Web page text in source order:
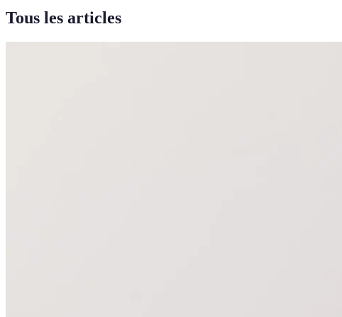
Tous les articles